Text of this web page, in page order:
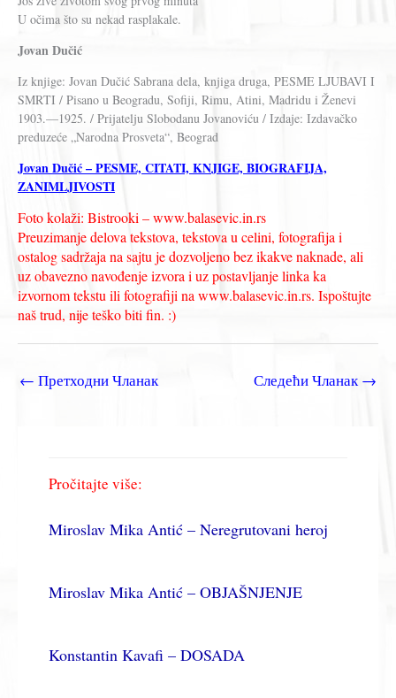
U očima što su nekad rasplakale.
Jovan Dučić
Iz knjige: Jovan Dučić Sabrana dela, knjiga druga, PESME LJUBAVI I
SMRTI / Pisano u Beogradu, Sofiji, Rimu, Atini, Madridu i Ženevi
1903.—1925. / Prijatelju Slobodanu Jovanoviću / Izdaje: Izdavačko
preduzeće „Narodna Prosveta“, Beograd
Jovan Dučić – PESME, CITATI, KNJIGE, BIOGRAFIJA,
ZANIMLJIVOSTI
Foto kolaži: Bistrooki – www.balasevic.in.rs
Preuzimanje delova tekstova, tekstova u celini, fotografija i
ostalog sadržaja na sajtu je dozvoljeno bez ikakve naknade, ali
uz obavezno navođenje izvora i uz postavljanje linka ka
izvornom tekstu ili fotografiji na www.balasevic.in.rs. Ispoštujte
naš trud, nije teško biti fin. :)
← Претходни Чланак Следећи Чланак→
Pročitajte više:
Miroslav Mika Antić – Neregrutovani heroj
Miroslav Mika Antić – OBJAŠNJENJE
Konstantin Kavafi – DOSADA